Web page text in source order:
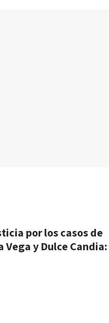
por los casos de
y Dulce Candia: